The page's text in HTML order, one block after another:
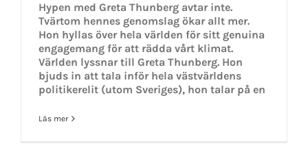
Hypen med Greta Thunberg avtar inte.
Tvärtom hennes genomslag ökar allt mer.
Hon hyllas över hela världen för sitt genuina
engagemang för att rädda vårt klimat.
Världen lyssnar till Greta Thunberg. Hon
bjuds in att tala inför hela västvärldens
politikerelit (utom Sveriges), hon talar på en
Läs mer